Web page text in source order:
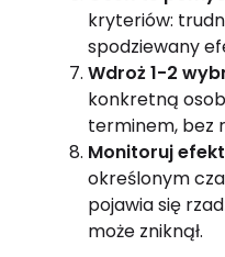
kryteriów:
spodziewany
Wdroż 1-2
konkretną
terminem, bez
Monitoruj
określonym
pojawia się
może zniknął.